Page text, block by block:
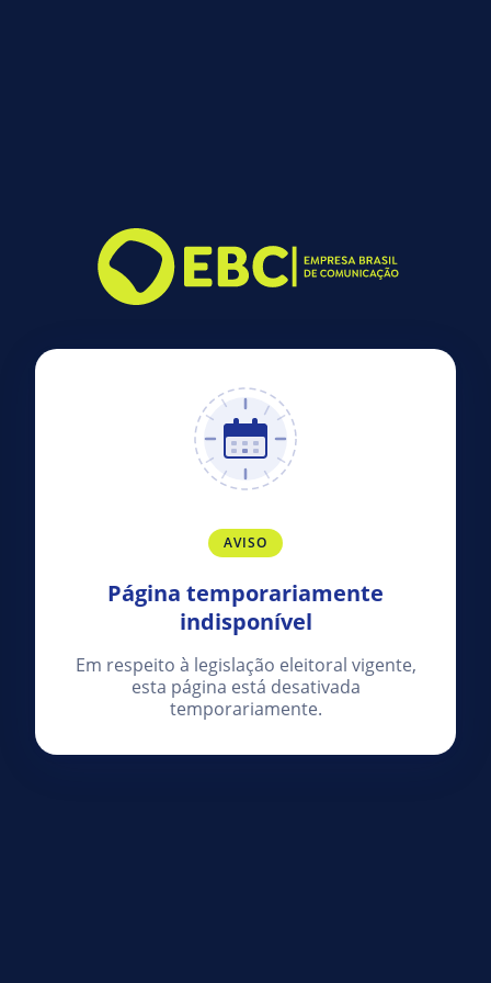
AVISO
Página temporariamente
indisponível
Em respeito à legislação eleitoral vigente,
esta página está desativada
temporariamente.